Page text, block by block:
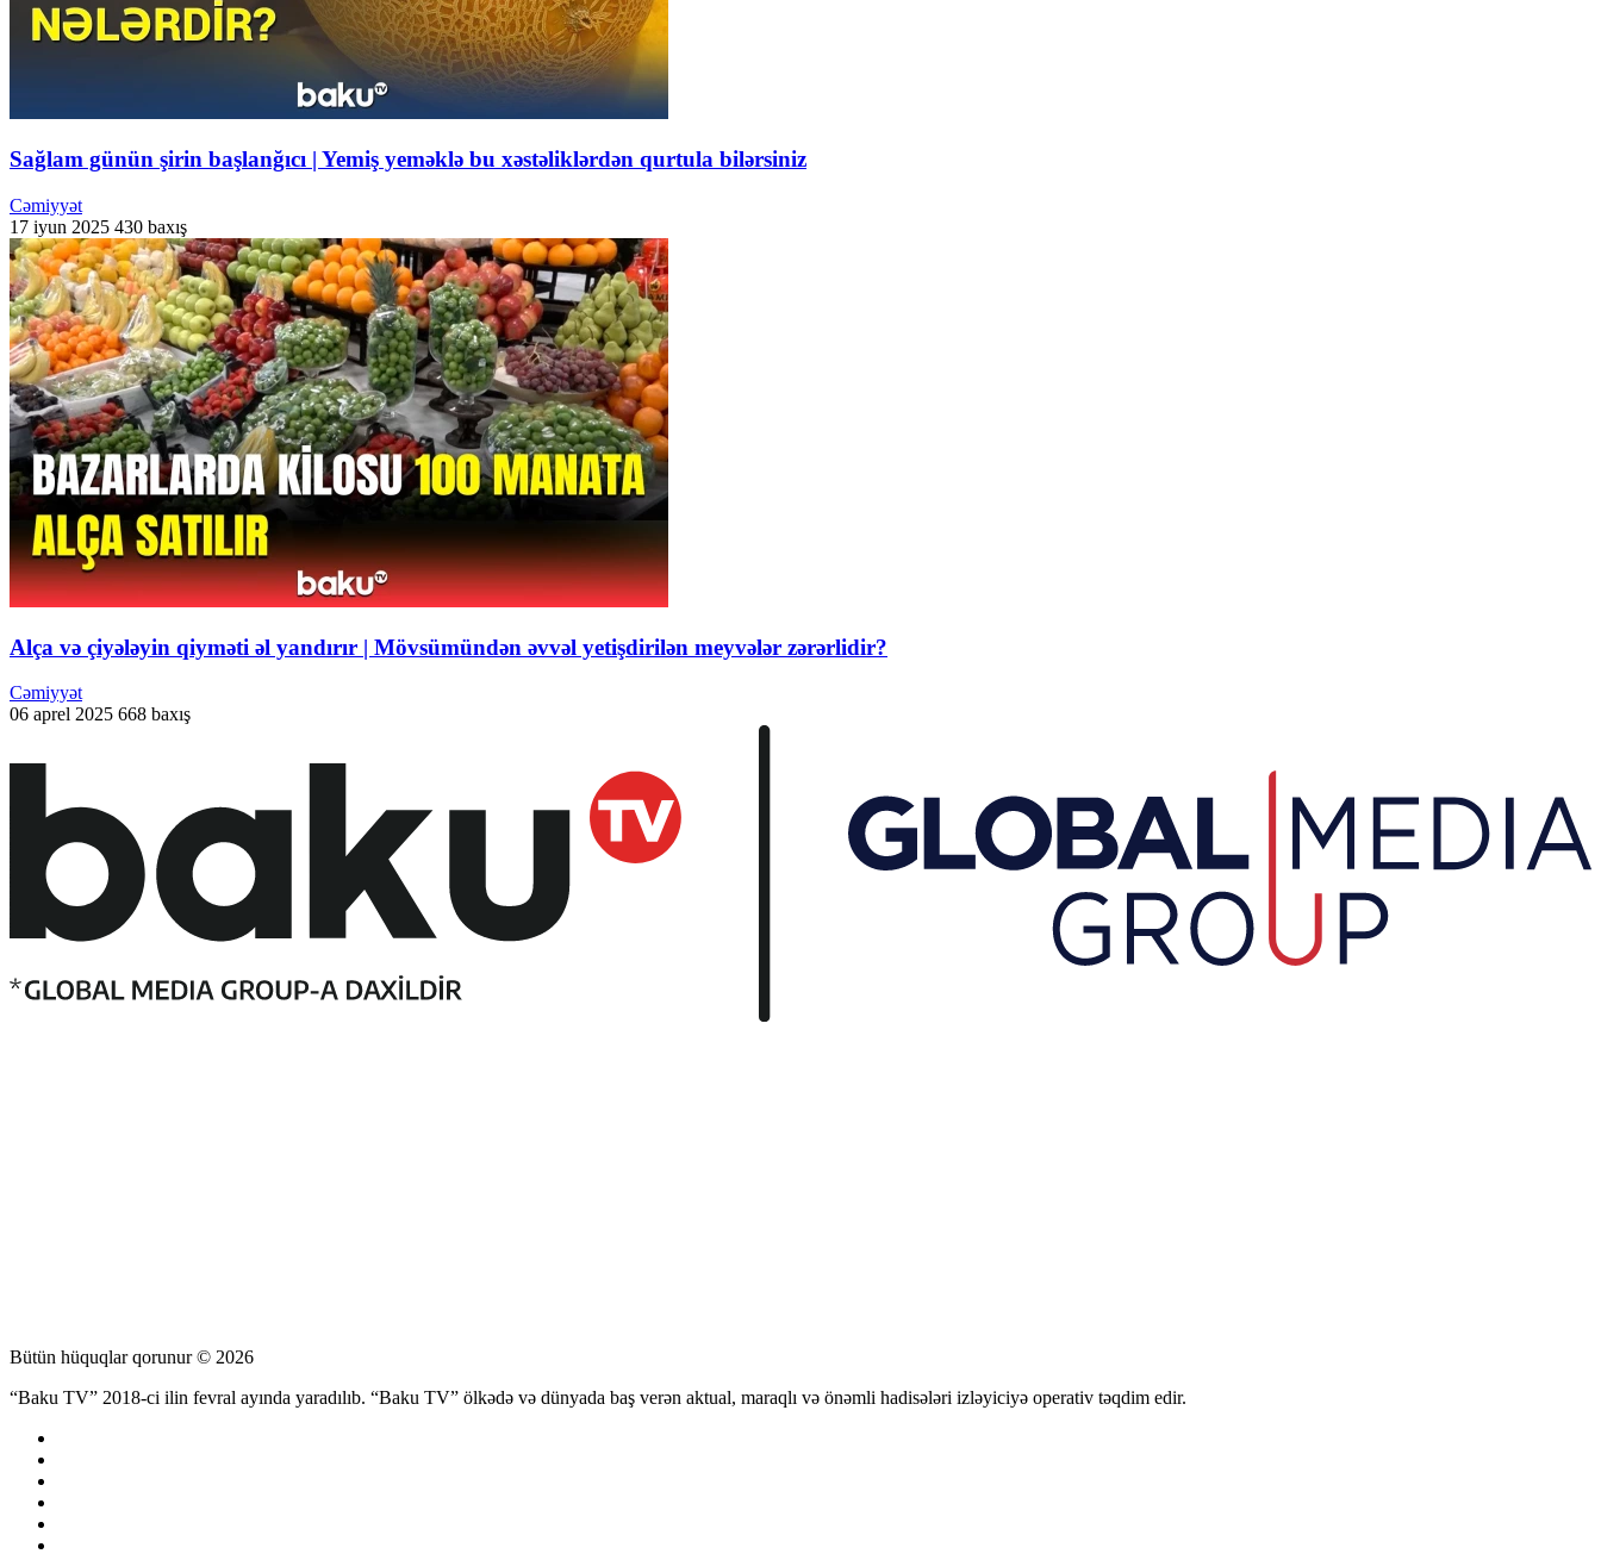
Sağlam günün şirin başlanğıcı | Yemiş yeməklə bu xəstəliklərdən qurtula bilərsiniz
Cəmiyyət
17 iyun 2025 430 baxış
Alça və çiyələyin qiyməti əl yandırır | Mövsümündən əvvəl yetişdirilən meyvələr zərərlidir?
Cəmiyyət
06 aprel 2025 668 baxış
Bütün hüquqlar qorunur © 2026
“Baku TV” 2018-ci ilin fevral ayında yaradılıb. “Baku TV” ölkədə və dünyada baş verən aktual, maraqlı və önəmli hadisələri izləyiciyə operativ təqdim edir.